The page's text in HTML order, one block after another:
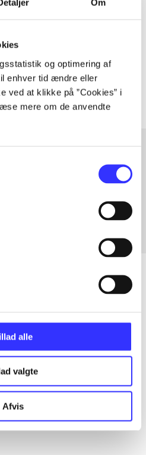
Om
og optimering af
enhver tid ændre eller
ved at klikke på ”Cookies” i
mere om de anvendte
alle
valgte
Afvis
emner